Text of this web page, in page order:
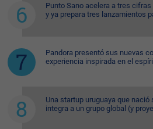
Punto Sano acelera a tres
y ya prepara tres lanzamientos
Pandora presentó sus nuevas
experiencia inspirada en el
Una startup uruguaya que
integra a un grupo global (y